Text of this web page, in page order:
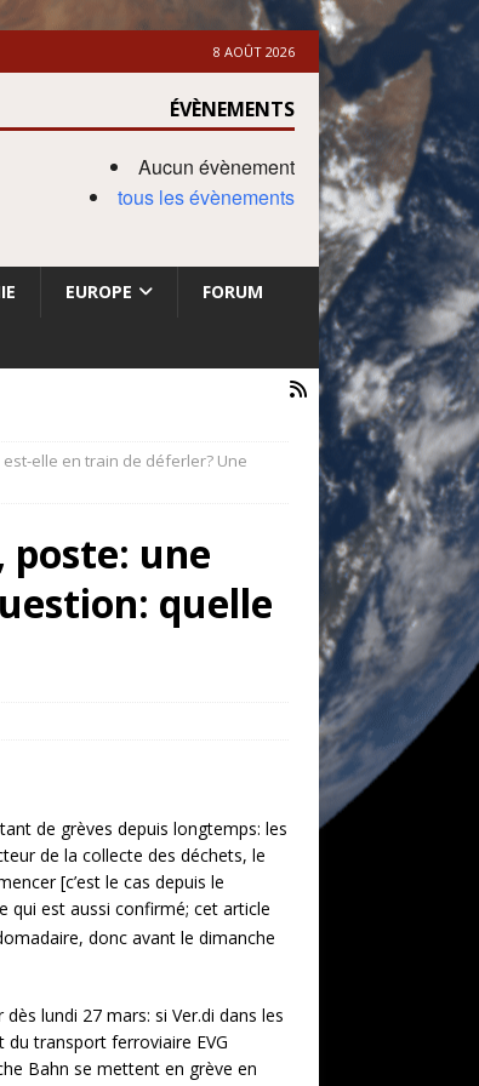
8 AOÛT 2026
ÉVÈNEMENTS
Aucun évènement
tous les évènements
EUROPE FORUM
elle en train de déferler? Une
poste: une
quelle
de grèves depuis longtemps: les
de la collecte des déchets, le
[c’est le cas depuis le
qui est aussi confirmé; cet article
donc avant le dimanche
lundi 27 mars: si Ver.di dans les
transport ferroviaire EVG
Bahn se mettent en grève en